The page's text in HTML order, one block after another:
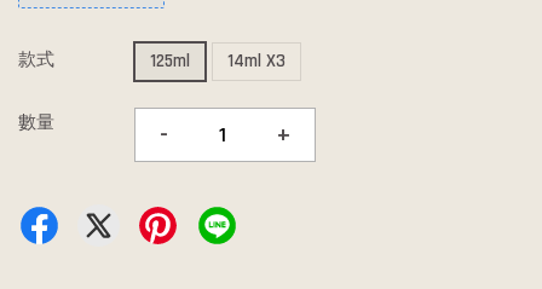
款式 125ml 14ml X3
數量 - +